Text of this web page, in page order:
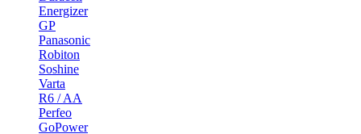
Energizer
GP
Panasonic
Robiton
Soshine
Varta
R6 / AA
Perfeo
GoPower